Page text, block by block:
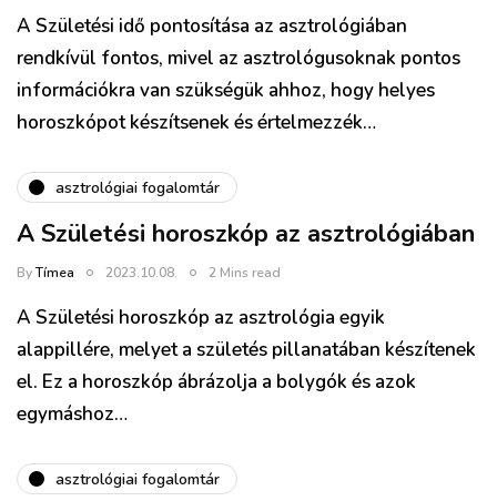
A Születési idő pontosítása az asztrológiában
rendkívül fontos, mivel az asztrológusoknak pontos
információkra van szükségük ahhoz, hogy helyes
horoszkópot készítsenek és értelmezzék…
asztrológiai fogalomtár
A Születési horoszkóp az asztrológiában
ByTímea 2023.10.08. 2 Mins read
A Születési horoszkóp az asztrológia egyik
alappillére, melyet a születés pillanatában készítenek
el. Ez a horoszkóp ábrázolja a bolygók és azok
egymáshoz…
asztrológiai fogalomtár